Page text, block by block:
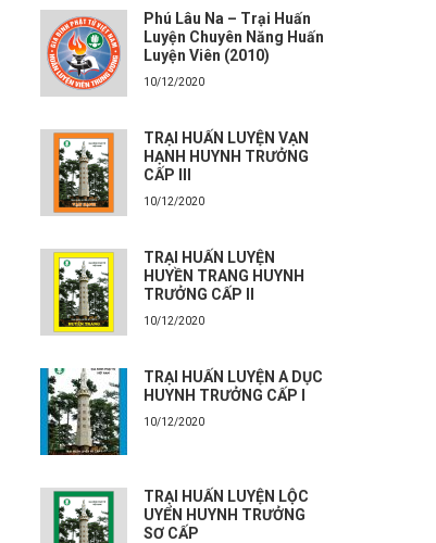
Phú Lâu Na – Trại Huấn
Luyện Chuyên Năng Huấn
Luyện Viên (2010)
10/12/2020
TRẠI HUẤN LUYỆN VẠN
HẠNH HUYNH TRƯỞNG
CẤP III
10/12/2020
TRẠI HUẤN LUYỆN
HUYỀN TRANG HUYNH
TRƯỞNG CẤP II
10/12/2020
TRẠI HUẤN LUYỆN A DỤC
HUYNH TRƯỞNG CẤP I
10/12/2020
TRẠI HUẤN LUYỆN LỘC
UYỂN HUYNH TRƯỞNG
SƠ CẤP